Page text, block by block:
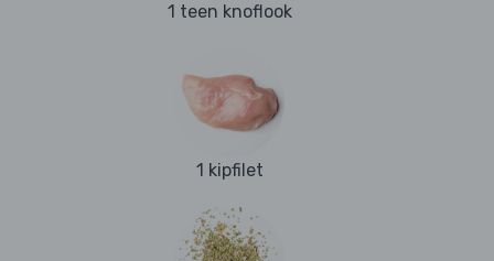
1 teen knoflook
1 kipfilet